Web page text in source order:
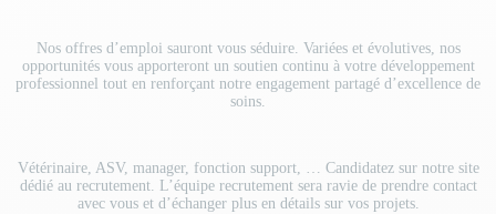
Nos offres d’emploi sauront vous séduire. Variées et évolutives, nos
opportunités vous apporteront un soutien continu à votre développement
professionnel tout en renforçant notre engagement partagé d’excellence de
soins.
Vétérinaire, ASV, manager, fonction support, … Candidatez sur notre site
dédié au recrutement. L’équipe recrutement sera ravie de prendre contact
avec vous et d’échanger plus en détails sur vos projets.